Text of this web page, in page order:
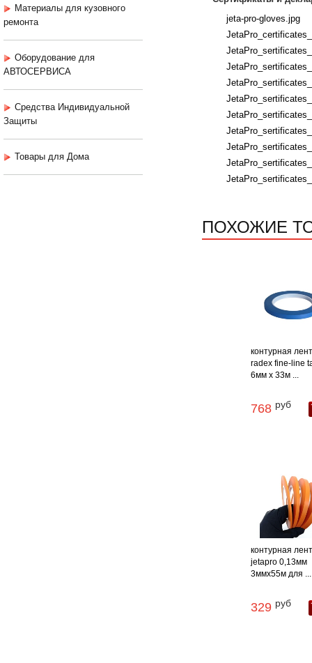
Материалы для кузовного
ремонта
Оборудование для
АВТОСЕРВИСА
Средства Индивидуальной
Защиты
Товары для Дома
jeta-pro-gloves.jpg
ПОХОЖИЕ
контурная
radex fine-line
6мм х 33м ...
768 руб
контурная
jetapro 0,13мм
3ммx55м для ...
329 руб